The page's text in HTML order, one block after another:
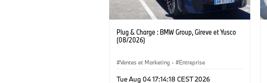
Plug & Charge : BMW Group, Gireve et Yusco
(08/2026)
Ventes et Marketing · Entreprise
Tue Aug 04 17:14:18 CEST 2026